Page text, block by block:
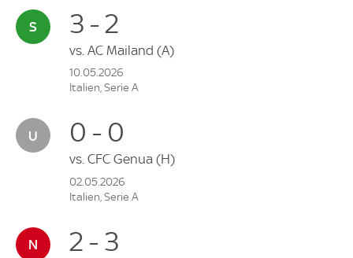
3 - 2
vs. AC Mailand (A)
10.05.2026
Italien, Serie A
0 - 0
vs. CFC Genua (H)
02.05.2026
Italien, Serie A
2 - 3